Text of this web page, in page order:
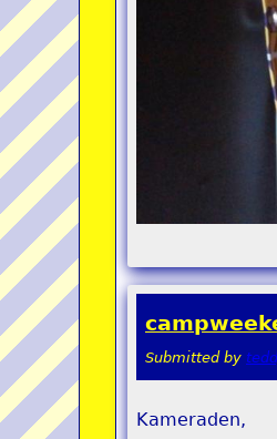
Submitted by
Kameraden,